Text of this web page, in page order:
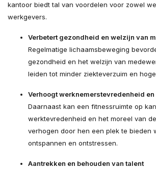
kantoor biedt tal van voordelen voor zowel
werkgevers.
Verbetert gezondheid en welzijn van
Regelmatige lichaamsbeweging
gezondheid en het welzijn van
leiden tot minder ziekteverzuim en
Verhoogt werknemerstevredenheid en
Daarnaast kan een fitnessruimte op
werktevredenheid en het moreel van
verhogen door hen een plek te bieden
ontspannen en ontstressen.
Aantrekken en behouden van talent